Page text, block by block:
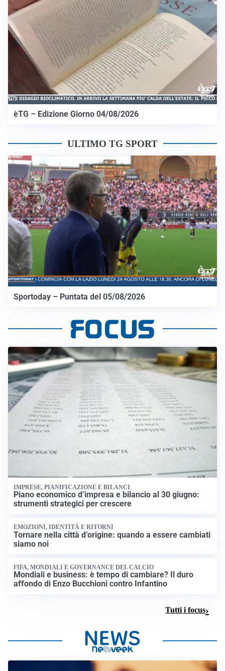
èTG – Edizione Giorno 04/08/2026
ULTIMO TG SPORT
Sportoday – Puntata del 05/08/2026
IMPRESE, PIANIFICAZIONE E BILANCI
Piano economico d’impresa e bilancio al 30 giugno:
strumenti strategici per crescere
EMOZIONI, IDENTITÀ E RITORNI
Tornare nella città d’origine: quando a essere cambiati
siamo noi
FIFA, MONDIALI E GOVERNANCE DEL CALCIO
Mondiali e business: è tempo di cambiare? Il duro
affondo di Enzo Bucchioni contro Infantino
Tutti i focus